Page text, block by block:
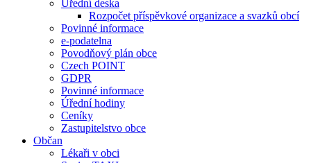
Úřední deska
Rozpočet příspěvkové organizace a svazků obcí
Povinné informace
e-podatelna
Povodňový plán obce
Czech POINT
GDPR
Povinné informace
Úřední hodiny
Ceníky
Zastupitelstvo obce
Občan
Lékaři v obci